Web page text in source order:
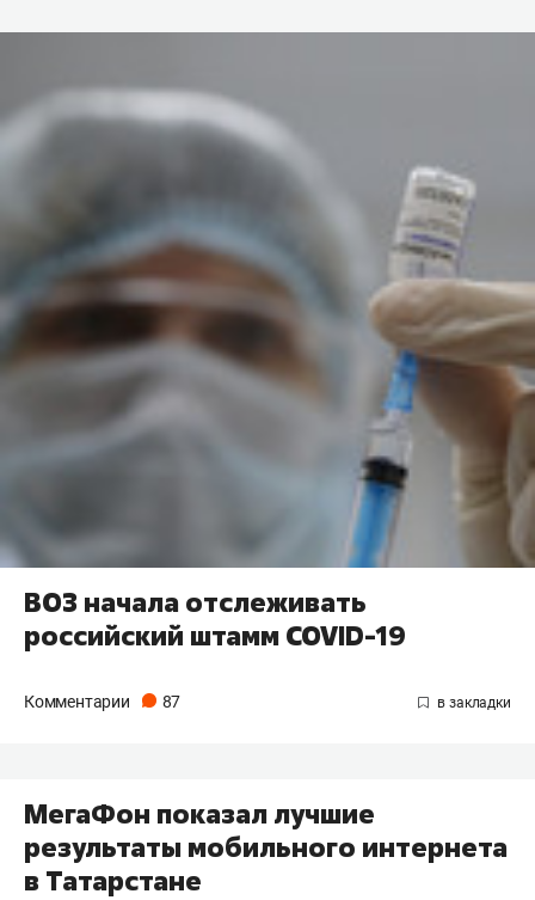
ВОЗ начала отслеживать
российский штамм COVID-19
Комментарии 87
МегаФон показал лучшие
результаты мобильного интернета
в Татарстане